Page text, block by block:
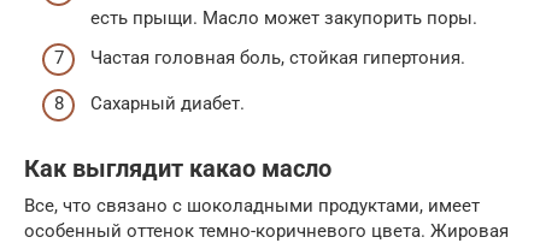
есть прыщи. Масло может закупорить поры.
Частая головная боль, стойкая гипертония.
Сахарный диабет.
Как выглядит какао масло
Все, что связано с шоколадными продуктами, имеет
особенный оттенок темно-коричневого цвета. Жировая